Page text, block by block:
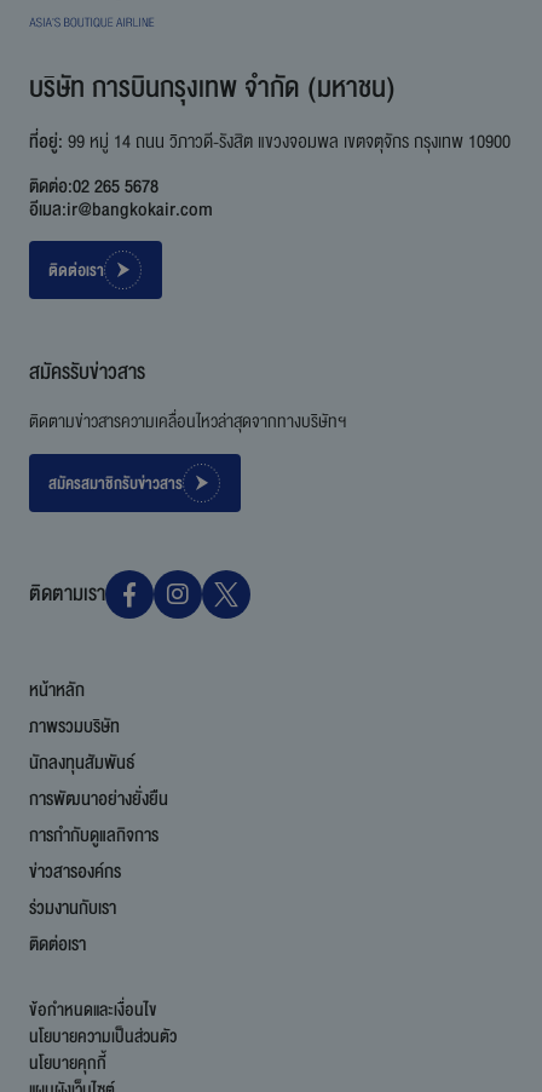
บริษัท การบินกรุงเทพ จำกัด (มหาชน)
ที่อยู่:99 หมู่ 14 ถนน วิภาวดี-รังสิต แขวงจอมพล เขตจตุจักร กรุงเทพ 10900
ติดต่อ:02 265 5678
อีเมล:ir@bangkokair.com
ติดต่อเรา
สมัครรับข่าวสาร
ติดตามข่าวสารความเคลื่อนไหวล่าสุดจากทางบริษัทฯ
สมัครสมาชิกรับข่าวสาร
ติดตามเรา
หน้าหลัก
ภาพรวมบริษัท
นักลงทุนสัมพันธ์
การพัฒนาอย่างยั่งยืน
การกำกับดูแลกิจการ
ข่าวสารองค์กร
ร่วมงานกับเรา
ติดต่อเรา
ข้อกำหนดและเงื่อนไข
นโยบายความเป็นส่วนตัว
นโยบายคุกกี้